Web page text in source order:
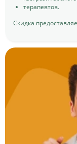
терапевтов.
Скидка